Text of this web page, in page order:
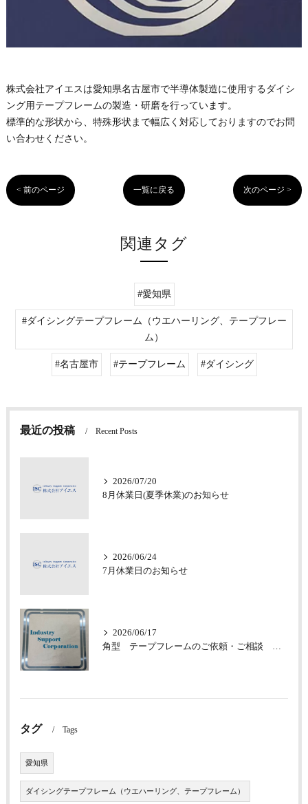
株式会社アイエスは愛知県名古屋市で半導体製造に使用するダイシ
ング用テープフレームの製造・研磨を行っています。
標準的な形状から、特殊形状まで幅広く対応しておりますのでお問
い合わせください。
< 前のページ 一覧に戻る 次のページ >
関連タグ
#愛知県
#ダイシングテープフレーム（ウエハーリング、テープフレー
ム）
#名古屋市 #テープフレーム #ダイシング
最近の投稿 Recent Posts
2026/07/20
8月休業日(夏季休業)のお知らせ
2026/06/24
7月休業日のお知らせ
2026/06/17
角型 テープフレームのご依頼・ご相談 承っております
タグ Tags
愛知県
ダイシングテープフレーム（ウエハーリング、テープフレーム）